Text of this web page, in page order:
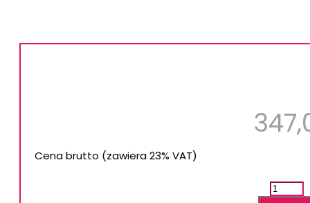
Cena brutto (zawiera 23% VAT)
ilość